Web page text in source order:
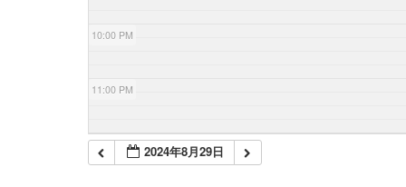
10:00 PM
11:00 PM
2024年8月29日